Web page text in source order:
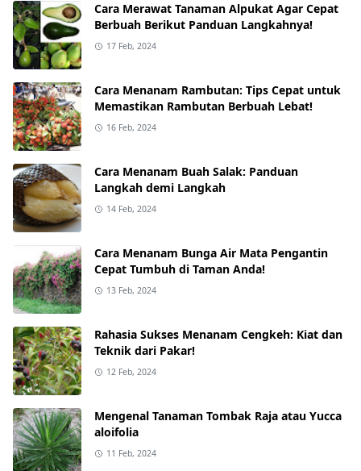
Cara Merawat Tanaman Alpukat Agar Cepat
Berbuah Berikut Panduan Langkahnya!
17 Feb, 2024
Cara Menanam Rambutan: Tips Cepat untuk
Memastikan Rambutan Berbuah Lebat!
16 Feb, 2024
Cara Menanam Buah Salak: Panduan
Langkah demi Langkah
14 Feb, 2024
Cara Menanam Bunga Air Mata Pengantin
Cepat Tumbuh di Taman Anda!
13 Feb, 2024
Rahasia Sukses Menanam Cengkeh: Kiat dan
Teknik dari Pakar!
12 Feb, 2024
Mengenal Tanaman Tombak Raja atau Yucca
aloifolia
11 Feb, 2024